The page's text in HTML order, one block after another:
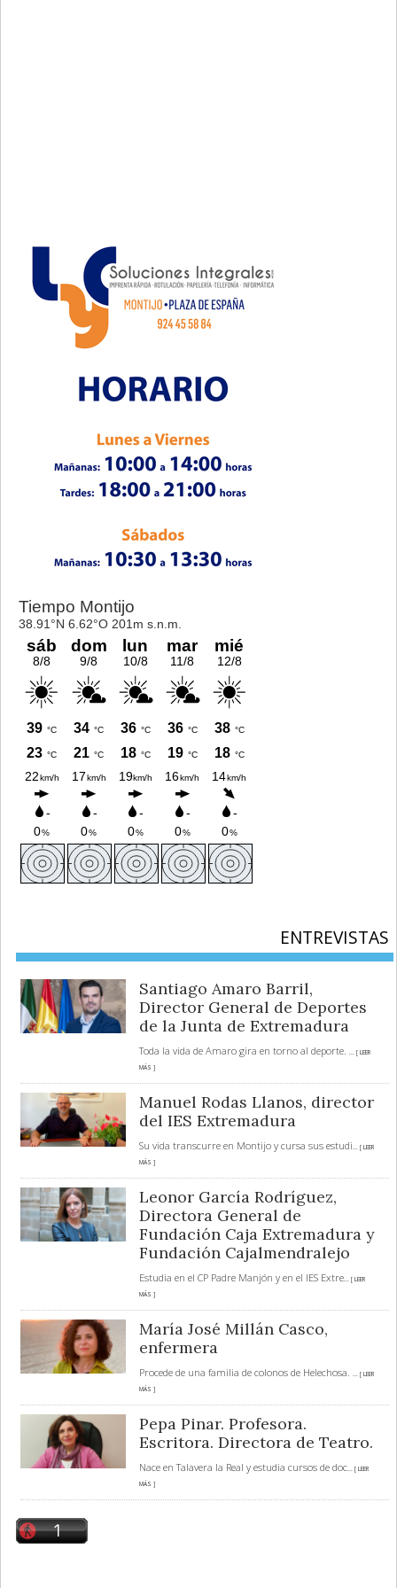
ENTREVISTAS
Santiago Amaro Barril,
Director General de Deportes
de la Junta de Extremadura
Toda la vida de Amaro gira en torno al deporte.
... [ LEER
MÁS ]
Manuel Rodas Llanos, director
del IES Extremadura
Su vida transcurre en Montijo y cursa sus estudi... [ LEER
MÁS ]
Leonor García Rodríguez,
Directora General de
Fundación Caja Extremadura y
Fundación Cajalmendralejo
Estudia en el CP Padre Manjón y en el IES Extre... [ LEER
MÁS ]
María José Millán Casco,
enfermera
Procede de una familia de colonos de Helechosa.
... [ LEER
MÁS ]
Pepa Pinar. Profesora.
Escritora. Directora de Teatro.
Nace en Talavera la Real y estudia cursos de doc... [ LEER
MÁS ]